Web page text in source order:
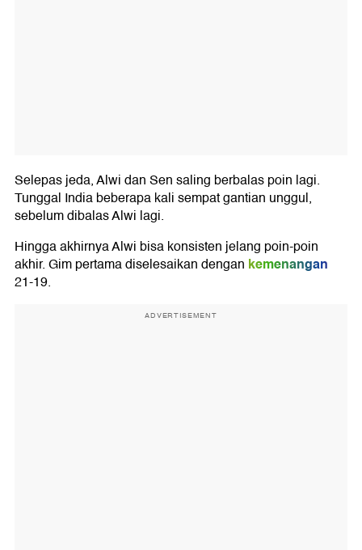
Selepas jeda, Alwi dan Sen saling berbalas poin lagi.
Tunggal India beberapa kali sempat gantian unggul,
sebelum dibalas Alwi lagi.
Hingga akhirnya Alwi bisa konsisten jelang poin-poin
akhir. Gim pertama diselesaikan dengan kemenangan
21-19.
ADVERTISEMENT